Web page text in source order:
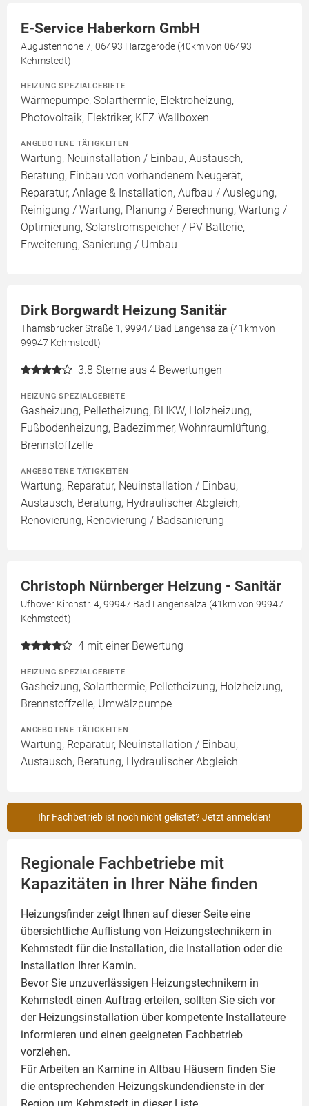
E-Service Haberkorn GmbH
Augustenhöhe 7, 06493 Harzgerode (40km von 06493
Kehmstedt)
HEIZUNG SPEZIALGEBIETE
Wärmepumpe, Solarthermie, Elektroheizung,
Photovoltaik, Elektriker, KFZ Wallboxen
ANGEBOTENE TÄTIGKEITEN
Wartung, Neuinstallation / Einbau, Austausch,
Beratung, Einbau von vorhandenem Neugerät,
Reparatur, Anlage & Installation, Aufbau / Auslegung,
Reinigung / Wartung, Planung / Berechnung, Wartung /
Optimierung, Solarstromspeicher / PV Batterie,
Erweiterung, Sanierung / Umbau
Dirk Borgwardt Heizung Sanitär
Thamsbrücker Straße 1, 99947 Bad Langensalza (41km von
99947 Kehmstedt)
3.8 Sterne aus 4 Bewertungen
HEIZUNG SPEZIALGEBIETE
Gasheizung, Pelletheizung, BHKW, Holzheizung,
Fußbodenheizung, Badezimmer, Wohnraumlüftung,
Brennstoffzelle
ANGEBOTENE TÄTIGKEITEN
Wartung, Reparatur, Neuinstallation / Einbau,
Austausch, Beratung, Hydraulischer Abgleich,
Renovierung, Renovierung / Badsanierung
Christoph Nürnberger Heizung - Sanitär
Ufhover Kirchstr. 4, 99947 Bad Langensalza (41km von 99947
Kehmstedt)
4 mit einer Bewertung
HEIZUNG SPEZIALGEBIETE
Gasheizung, Solarthermie, Pelletheizung, Holzheizung,
Brennstoffzelle, Umwälzpumpe
ANGEBOTENE TÄTIGKEITEN
Wartung, Reparatur, Neuinstallation / Einbau,
Austausch, Beratung, Hydraulischer Abgleich
Ihr Fachbetrieb ist noch nicht gelistet? Jetzt anmelden!
Regionale Fachbetriebe mit
Kapazitäten in Ihrer Nähe finden
Heizungsfinder zeigt Ihnen auf dieser Seite eine
übersichtliche Auflistung von Heizungstechnikern in
Kehmstedt für die Installation, die Installation oder die
Installation Ihrer Kamin.
Bevor Sie unzuverlässigen Heizungstechnikern in
Kehmstedt einen Auftrag erteilen, sollten Sie sich vor
der Heizungsinstallation über kompetente Installateure
informieren und einen geeigneten Fachbetrieb
vorziehen.
Für Arbeiten an Kamine in Altbau Häusern finden Sie
die entsprechenden Heizungskundendienste in der